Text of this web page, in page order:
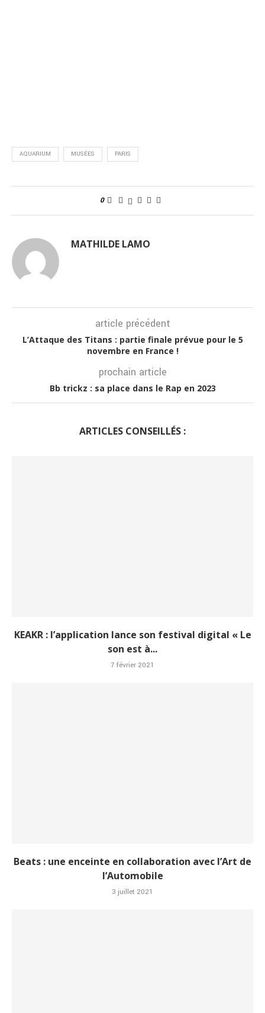
AQUARIUM MUSÉES PARIS
0
MATHILDE LAMO
article précédent
L’Attaque des Titans : partie finale prévue pour le 5
novembre en France !
prochain article
Bb trickz : sa place dans le Rap en 2023
ARTICLES CONSEILLÉS :
KEAKR : l’application lance son festival digital « Le
son est à...
7 février 2021
Beats : une enceinte en collaboration avec l’Art de
l’Automobile
3 juillet 2021